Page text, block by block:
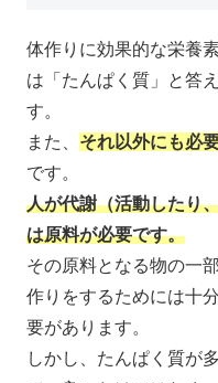
体作りに効果的な栄養
は「たんぱく質」と答
す。
また、 それ以外にも必
です。
人が代謝（活動したり
は原料が必要です。
その原料となる物の一
作りをするためには十
要があります。
しかし、たんぱく質が